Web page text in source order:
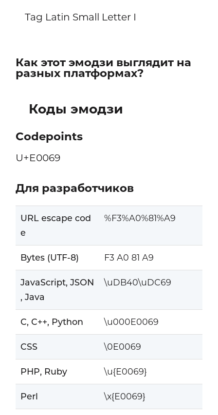
Tag Latin Small Letter I
Как этот эмодзи выглядит на
разных платформах?
Коды эмодзи
Codepoints
U+E0069
Для разработчиков
URL escape cod
e
%F3%A0%81%A9
Bytes (UTF-8) F3 A0 81 A9
JavaScript, JSON
, Java
\uDB40\uDC69
C, C++, Python \u000E0069
CSS \0E0069
PHP, Ruby \u{E0069}
Perl \x{E0069}